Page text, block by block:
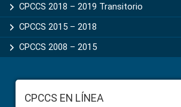
CPCCS 2018 – 2019 Transitorio
CPCCS 2015 – 2018
CPCCS 2008 – 2015
FooterCPCCS EN LÍNEA